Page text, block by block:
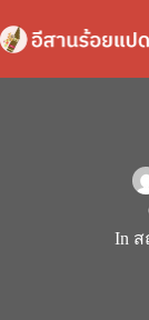
to
content
In ส